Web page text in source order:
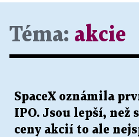
Téma: akcie
SpaceX oznámila
IPO. Jsou lepší, než
ceny akcií to ale